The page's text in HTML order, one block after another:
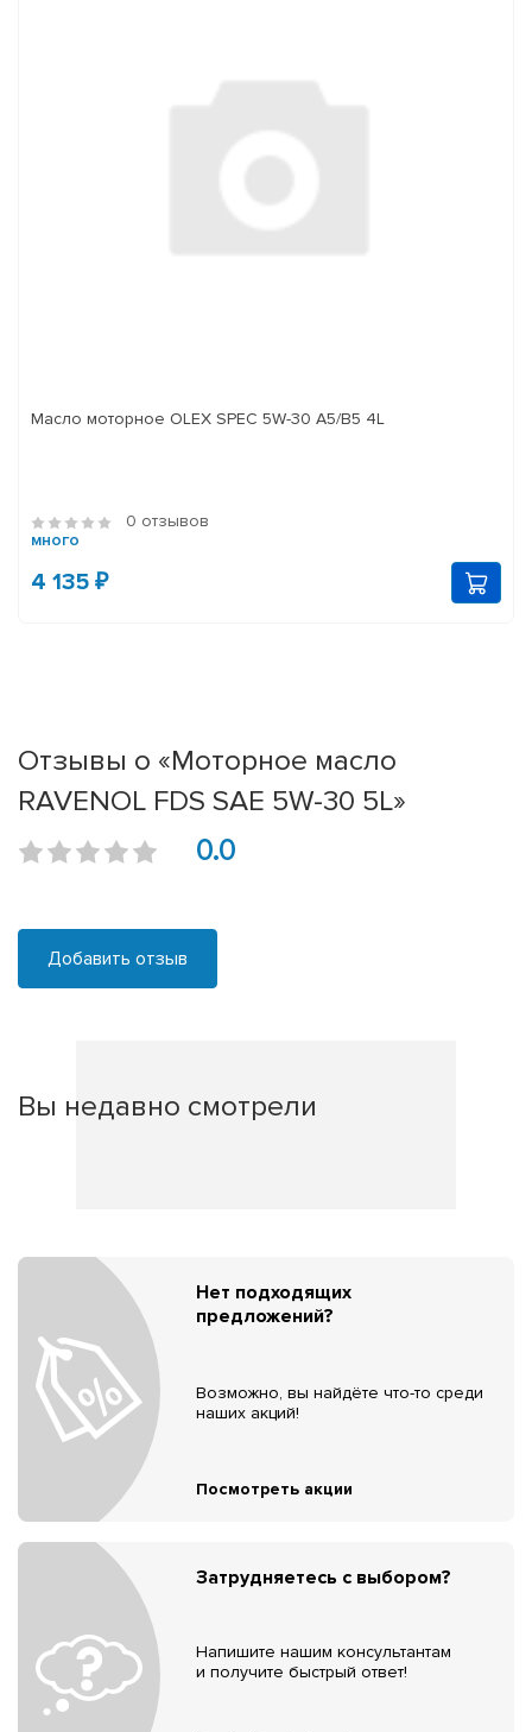
Масло моторное OLEX SPEC 5W-30 A5/B5 4L
0 отзывов
много
4 135 ₽
Отзывы о «Моторное масло
RAVENOL FDS SAE 5W-30 5L»
0.0
Добавить отзыв
Вы недавно смотрели
Нет подходящих
предложений?
Возможно, вы найдёте что-то среди
наших акций!
Посмотреть акции
Затрудняетесь с выбором?
Напишите нашим консультантам
и получите быстрый ответ!